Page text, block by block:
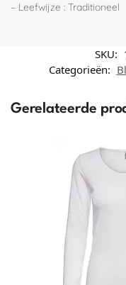
– Leefwijze : Traditioneel
SKU:
Categorieën:
Gerelateerde